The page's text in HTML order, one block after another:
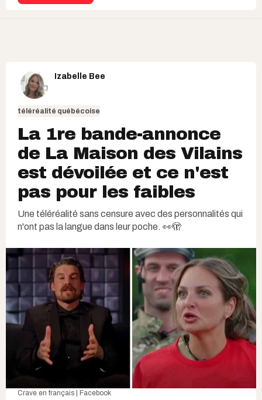
Izabelle Bee
téléréalité québécoise
La 1re bande-annonce
de La Maison des Vilains
est dévoilée et ce n'est
pas pour les faibles
Une téléréalité sans censure avec des personnalités qui
n'ont pas la langue dans leur poche. 👀🫣
Crave en français | Facebook